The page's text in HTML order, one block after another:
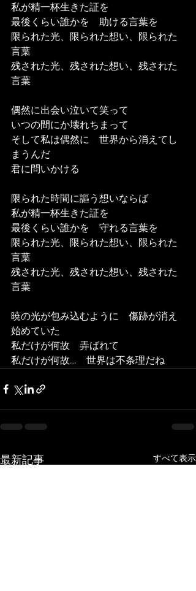
私が精一杯生きた証を
最後くらい誰かを　助ける言葉を
限られた光、限られた想い、限られた
言葉
残された光、残された想い、残された
言葉
偶然に出会い泣いて笑って
いつの間にか壊れちまって
そして私は偶然に　世界から消えてし
まうんだ
君に問いかける
限られた時間に謳う想いならば
私が精一杯生きた証を
最後くらい誰かを　守れる言葉を
限られた光、限られた想い、限られた
言葉
残された光、残された想い、残された
言葉
暁の光が包み込むように　傷跡が消え
始めていた
私だけが何故　弄ばれて
私だけが何故…　世界は不条理だね
最新記事 すべて表示